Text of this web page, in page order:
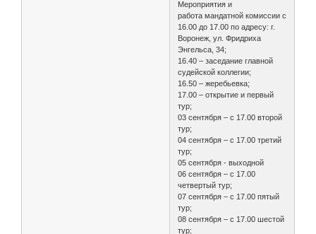
Мероприятия и
работа мандатной комиссии с
16.00 до 17.00 по адресу: г.
Воронеж, ул. Фридриха
Энгельса, 34;
16.40 – заседание главной
судейской коллегии;
16.50 – жеребьевка;
17.00 – открытие и первый
тур;
03 сентября – с 17.00 второй
тур;
04 сентября – с 17.00 третий
тур;
05 сентября - выходной
06 сентября – с 17.00
четвертый тур;
07 сентября – с 17.00 пятый
тур;
08 сентября – с 17.00 шестой
тур;